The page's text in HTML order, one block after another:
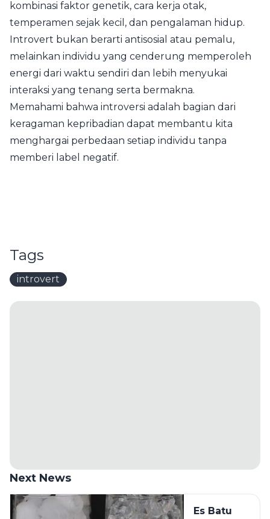
kombinasi faktor genetik, cara kerja otak,
temperamen sejak kecil, dan pengalaman hidup.
Introvert bukan berarti antisosial atau pemalu,
melainkan individu yang cenderung memperoleh
energi dari waktu sendiri dan lebih menyukai
interaksi yang tenang serta bermakna.
Memahami bahwa introversi adalah bagian dari
keragaman kepribadian dapat membantu kita
menghargai perbedaan setiap individu tanpa
memberi label negatif.
Tags
introvert
Next News
Es Batu